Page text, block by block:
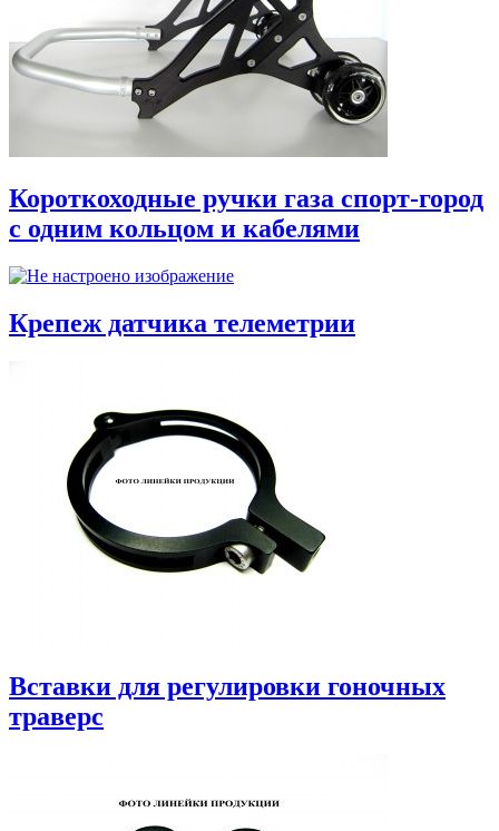
Короткоходные ручки газа спорт-город
с одним кольцом и кабелями
Крепеж датчика телеметрии
Вставки для регулировки гоночных
траверс